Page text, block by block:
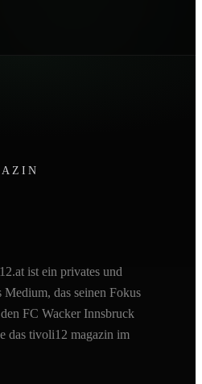
ist ein privates und
Medium, das seinen Fokus
FC Wacker Innsbruck
das tivoli12 magazin im